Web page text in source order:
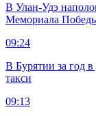
В Улан-Удэ
Мемориала
09:24
В Бурятии за год в
такси
09:13